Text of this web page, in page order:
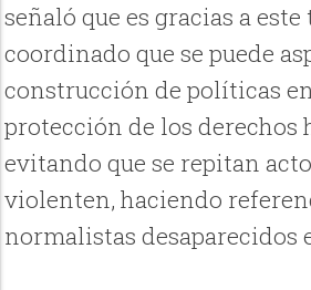
señaló que es gracias a este
coordinado que se puede
construcción de políticas
protección de los derechos
evitando que se repitan
violenten, haciendo
normalistas desaparecidos